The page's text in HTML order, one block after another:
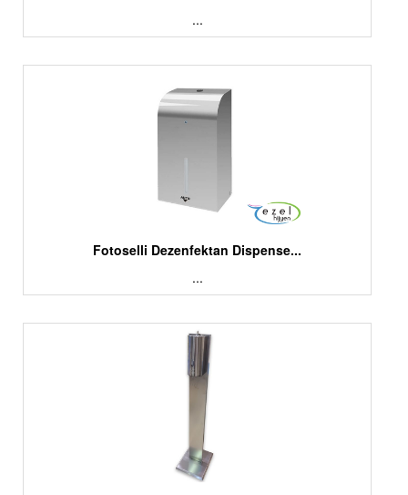
...
Fotoselli Dezenfektan Dispense...
...